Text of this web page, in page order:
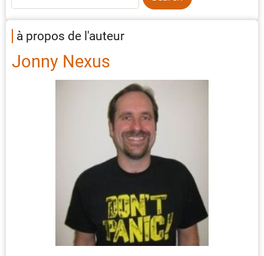
à propos de l'auteur
Jonny Nexus